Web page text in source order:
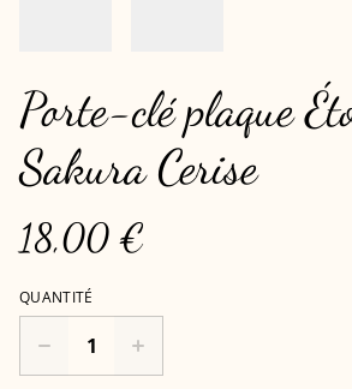
Porte-clé plaque
Sakura Cerise
18,00 €
QUANTITÉ